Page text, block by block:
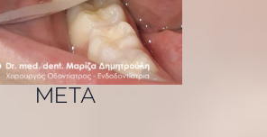
ΜΕΤΑ